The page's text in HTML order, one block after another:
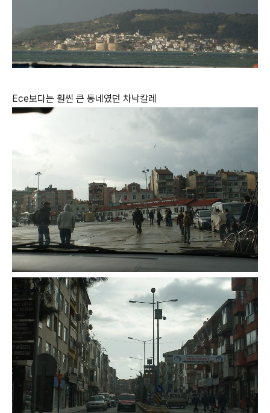
Ece보다는 훨씬 큰 동네였던 차낙칼레